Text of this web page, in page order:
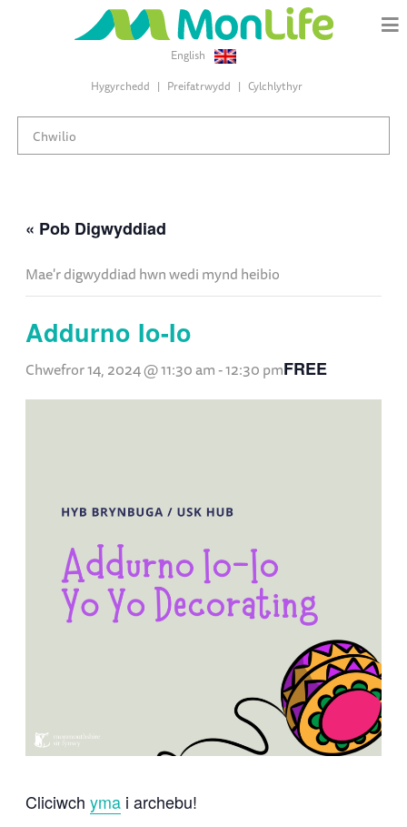
English
Hygyrchedd
Preifatrwydd Cylchlythyr
« Pob Digwyddiad
Mae'r digwyddiad hwn wedi mynd heibio
Addurno Io-Io
Chwefror 14, 2024 @ 11:30 am-12:30 pmFREE
Cliciwch yma i archebu!